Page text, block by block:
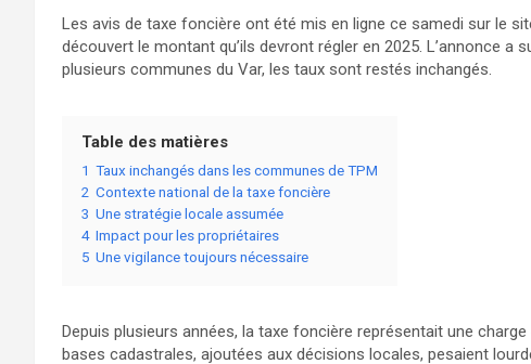
Les avis de taxe foncière ont été mis en ligne ce samedi sur le
découvert le montant qu’ils devront régler en 2025. L’annonce
plusieurs communes du Var, les taux sont restés inchangés.
Table des matières
1 Taux inchangés dans les communes de TPM
2 Contexte national de la taxe foncière
3 Une stratégie locale assumée
4 Impact pour les propriétaires
5 Une vigilance toujours nécessaire
Depuis plusieurs années, la taxe foncière représentait une
bases cadastrales, ajoutées aux décisions locales, pesaient